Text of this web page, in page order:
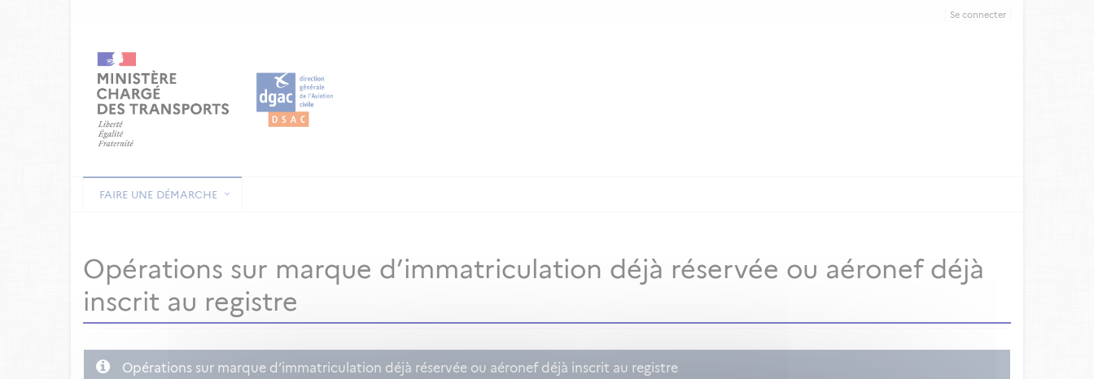
Se connecter
FAIRE UNE DÉMARCHE
Opérations sur marque d’immatriculation déjà réservée ou aéronef déjà
inscrit au registre
Opérations sur marque d’immatriculation déjà réservée ou aéronef déjà inscrit au registre